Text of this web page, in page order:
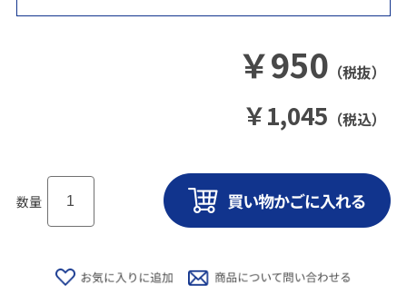
￥950 （税抜）
￥1,045 （税込）
数量